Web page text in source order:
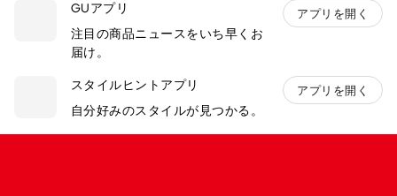
GUアプリ
注目の商品ニュースをいち早くお
届け。
アプリを開く
スタイルヒントアプリ
自分好みのスタイルが見つかる。
アプリを開く